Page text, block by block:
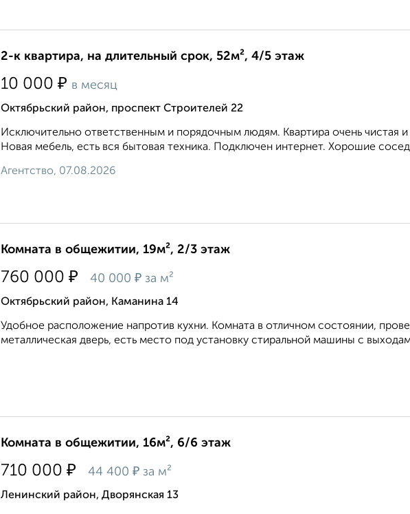
2-к квартира, на длительный срок, 52м², 4/5 этаж
10 000 ₽ в месяц
Октябрьский район, проспект Строителей 22
Исключительно ответственным и порядочным людям. Квартира очень чистая
Новая мебель, есть вся бытовая техника. Подключен интернет. Хорошие
Агентство, 07.08.2026
Комната в общежитии, 19м², 2/3 этаж
760 000 ₽ 40 000 ₽ за м²
Октябрьский район, Каманина 14
Удобное расположение напротив кухни. Комната в отличном состоянии,
металлическая дверь, есть место под установку стиральной машины с
Комната в общежитии, 16м², 6/6 этаж
710 000 ₽ 44 400 ₽ за м²
Ленинский район, Дворянская 13